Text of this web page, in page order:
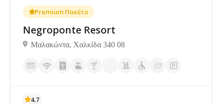
Premium Πακέτο
Negroponte Resort
Μαλακώντα, Χαλκίδα 340 08